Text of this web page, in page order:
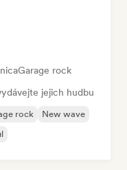
Garage rock
jejich hudbu
rock
New wave